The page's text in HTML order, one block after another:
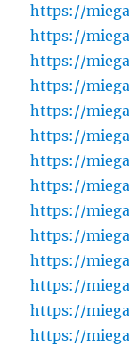
https://
https://
https://
https://
https://
https://
https://
https://
https://
https://
https://
https://
https://
https://